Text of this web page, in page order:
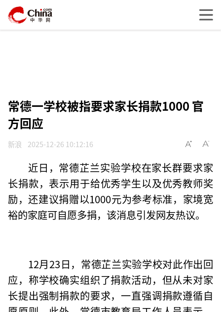
常德一学校被指要求家长捐款1000 官
方回应
新浪 2025-12-26 10:12:16
近日，常德芷兰实验学校在家长群要求家
长捐款，表示用于给优秀学生以及优秀教师奖
励，还建议捐赠以1000元为参考标准，家境宽
裕的家庭可自愿多捐，该消息引发网友热议。
12月23日，常德芷兰实验学校对此作出回
应，称学校确实组织了捐款活动，但从未对家
长提出强制捐款的要求，一直强调捐款遵循自